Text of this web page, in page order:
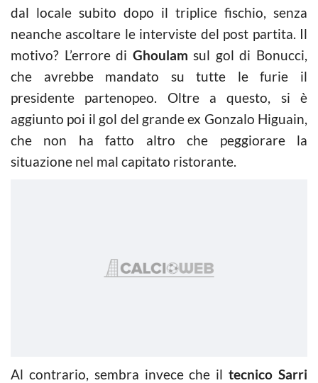
dal locale subito dopo il triplice fischio, senza
neanche ascoltare le interviste del post partita. Il
motivo? L’errore di Ghoulam sul gol di Bonucci,
che avrebbe mandato su tutte le furie il
presidente partenopeo. Oltre a questo, si è
aggiunto poi il gol del grande ex Gonzalo Higuain,
che non ha fatto altro che peggiorare la
situazione nel mal capitato ristorante.
Al contrario, sembra invece che iltecnico Sarri